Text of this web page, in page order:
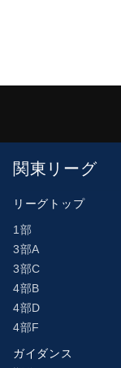
関東リーグ
リーグトップ
1部
3部A
3部C
4部B
4部D
4部F
ガイダンス